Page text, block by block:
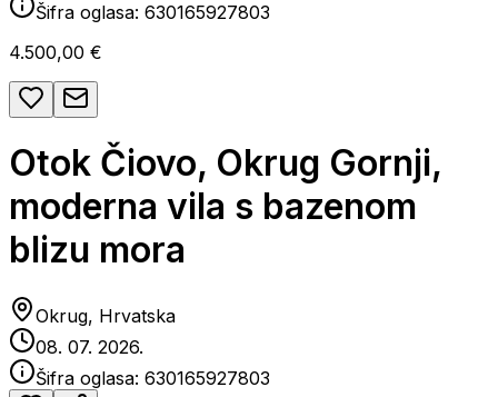
Šifra oglasa: 630165927803
4.500,00 €
Otok Čiovo, Okrug Gornji,
moderna vila s bazenom
blizu mora
Okrug, Hrvatska
08. 07. 2026.
Šifra oglasa: 630165927803